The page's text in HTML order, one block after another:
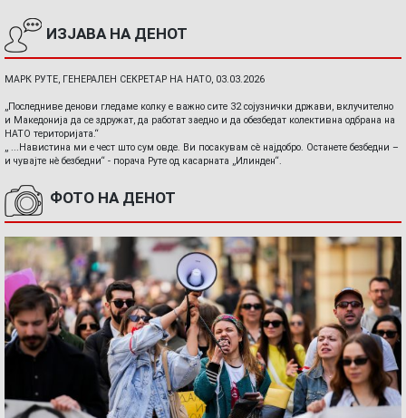
ИЗЈАВА НА ДЕНОТ
МАРК РУТЕ, ГЕНЕРАЛЕН СЕКРЕТАР НА НАТО, 03.03.2026
„Последниве денови гледаме колку е важно сите 32 сојузнички држави, вклучително
и Македонија да се здружат, да работат заедно и да обезбедат колективна одбрана на
НАТО територијата.“
„ ...Навистина ми е чест што сум овде. Ви посакувам сè најдобро. Останете безбедни –
и чувајте нè безбедни“ - порача Руте од касарната „Илинден“.
ФОТО НА ДЕНОТ